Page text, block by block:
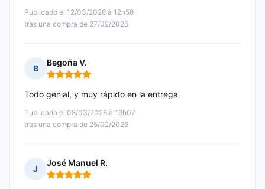
Publicado el 12/03/2026 à 12h58
tras una compra de 27/02/2026
B
Begoña V.
Nota: 5 de 5
Publicado el 08/03/2026 à 19h07
tras una compra de 25/02/2026
Todo genial, y muy rápido en la entrega
J
José Manuel R.
Nota: 5 de 5